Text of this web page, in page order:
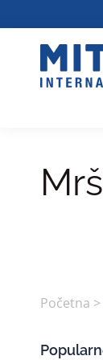
Početna >